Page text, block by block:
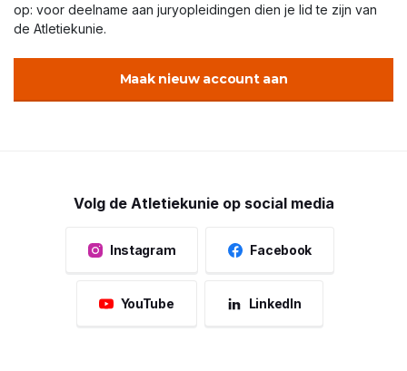
op: voor deelname aan juryopleidingen dien je lid te zijn van
de Atletiekunie.
Maak nieuw account aan
Volg de Atletiekunie op social media
Instagram Facebook
YouTube LinkedIn